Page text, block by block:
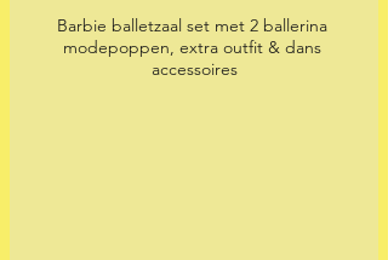
Barbie balletzaal set met 2 ballerina
modepoppen, extra outfit & dans
accessoires